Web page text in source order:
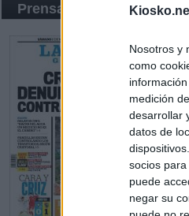
Nosotros y
como
medición
desarrollar
datos de
socios
puede
negar su
Prensa de Información